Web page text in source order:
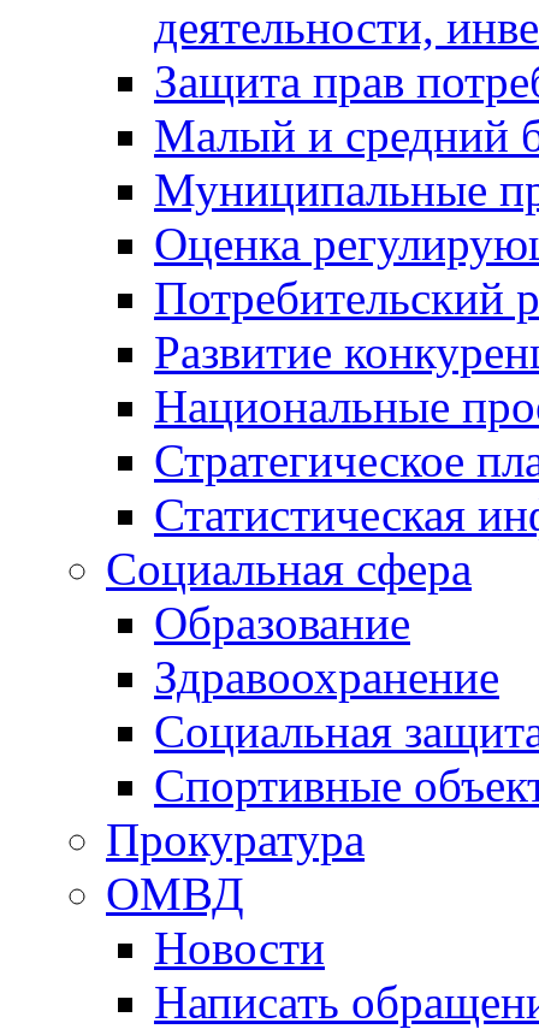
деятельности,
Защита прав
Малый и средний
Муниципальные
Оценка
Потребительский
Развитие
Национальные
Стратегическое
Статистическая
Социальная сфера
Образование
Здравоохранение
Социальная
Спортивные
Прокуратура
ОМВД
Новости
Написать